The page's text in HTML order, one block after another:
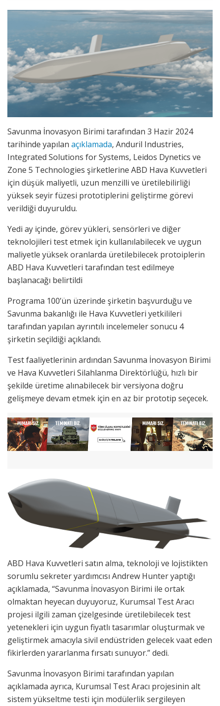
Savunma İnovasyon Birimi tarafından 3 Hazir 2024
tarihinde yapılan açıklamada, Anduril Industries,
Integrated Solutions for Systems, Leidos Dynetics ve
Zone 5 Technologies şirketlerine ABD Hava Kuvvetleri
için düşük maliyetli, uzun menzilli ve üretilebilirliği
yüksek seyir füzesi prototiplerini geliştirme görevi
verildiği duyuruldu.
Yedi ay içinde, görev yükleri, sensörleri ve diğer
teknolojileri test etmek için kullanılabilecek ve uygun
maliyetle yüksek oranlarda üretilebilecek protoiplerin
ABD Hava Kuvvetleri tarafından test edilmeye
başlanacağı belirtildi
Programa 100’ün üzerinde şirketin başvurduğu ve
Savunma bakanlığı ile Hava Kuvvetleri yetkilileri
tarafından yapılan ayrıntılı incelemeler sonucu 4
şirketin seçildiği açıklandı.
Test faaliyetlerinin ardından Savunma İnovasyon Birimi
ve Hava Kuvvetleri Silahlanma Direktörlüğü, hızlı bir
şekilde üretime alınabilecek bir versiyona doğru
gelişmeye devam etmek için en az bir prototip seçecek.
ABD Hava Kuvvetleri satın alma, teknoloji ve lojistikten
sorumlu sekreter yardımcısı Andrew Hunter yaptığı
açıklamada, “Savunma İnovasyon Birimi ile ortak
olmaktan heyecan duyuyoruz, Kurumsal Test Aracı
projesi ilgili zaman çizelgesinde üretilebilecek test
yetenekleri için uygun fiyatlı tasarımlar oluşturmak ve
geliştirmek amacıyla sivil endüstriden gelecek vaat eden
fikirlerden yararlanma fırsatı sunuyor.” dedi.
Savunma İnovasyon Birimi tarafından yapılan
açıklamada ayrıca, Kurumsal Test Aracı projesinin alt
sistem yükseltme testi için modülerlik sergileyen